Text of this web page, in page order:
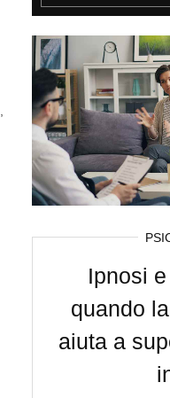
Ipnosi
quando
aiuta a